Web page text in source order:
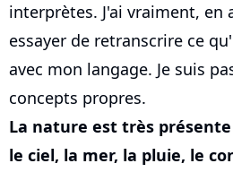
interprètes. J'ai vraiment, en
essayer de retranscrire ce
avec mon langage. Je suis
concepts propres.
La nature est très
le ciel, la mer, la pluie, le